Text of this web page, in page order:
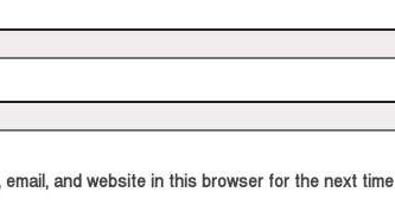
email, and website in this browser for the next time I